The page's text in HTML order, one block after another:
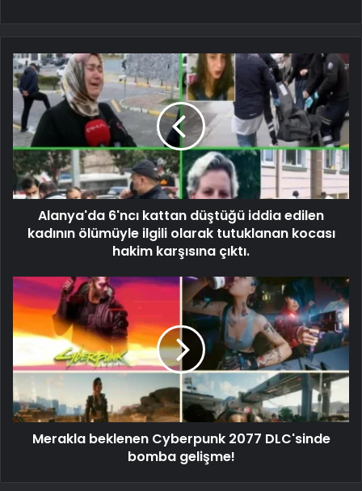
Alanya'da 6'ncı kattan düştüğü iddia edilen
kadının ölümüyle ilgili olarak tutuklanan kocası
hakim karşısına çıktı.
Merakla beklenen Cyberpunk 2077 DLC'sinde
bomba gelişme!